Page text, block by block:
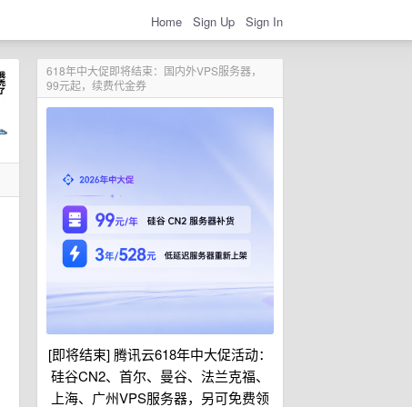
Home Sign Up Sign In
618年中大促即将结束：国内外VPS服务器，
99元起，续费代金券
[即将结束] 腾讯云618年中大促活动：
硅谷CN2、首尔、曼谷、法兰克福、
上海、广州VPS服务器，另可免费领